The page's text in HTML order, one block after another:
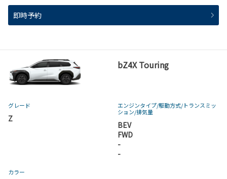
即時予約
bZ4X Touring
グレード
Z
エンジンタイプ/駆動方式/トランスミッ
ション/排気量
BEV
FWD
-
-
カラー